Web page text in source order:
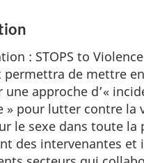
: STOPS to Violence
permettra de mettre
une approche d’«
» pour lutter contre la
le sexe dans toute la
des intervenantes et